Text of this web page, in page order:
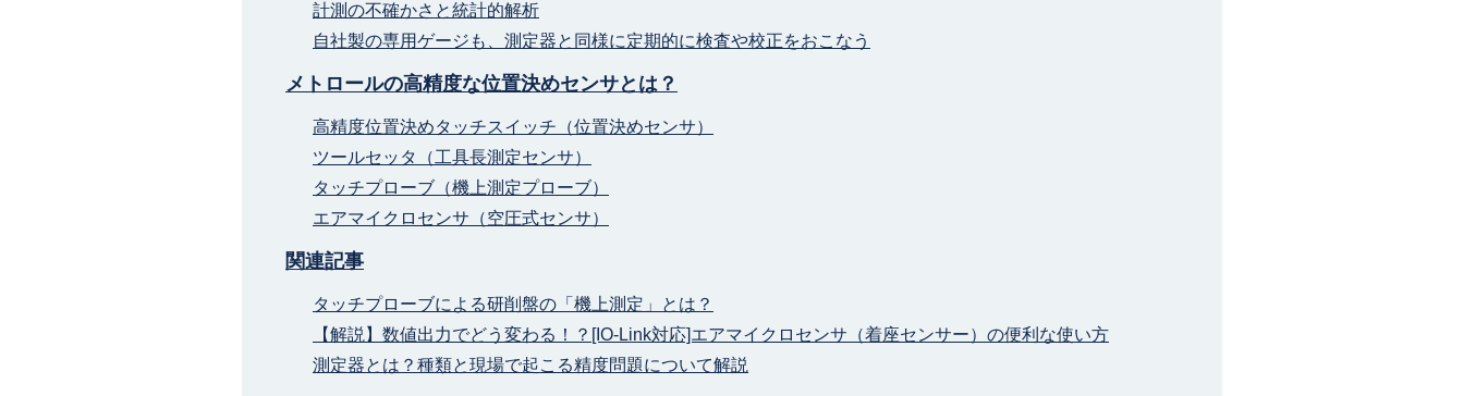
計測の不確かさと統計的解析
自社製の専用ゲージも、測定器と同様に定期的に検査や校正をおこなう
メトロールの高精度な位置決めセンサとは？
高精度位置決めタッチスイッチ（位置決めセンサ）
ツールセッタ（工具長測定センサ）
タッチプローブ（機上測定プローブ）
エアマイクロセンサ（空圧式センサ）
関連記事
タッチプローブによる研削盤の「機上測定」とは？
【解説】数値出力でどう変わる！？[IO-Link対応]エアマイクロセンサ（着座センサー）の便利な使い方
測定器とは？種類と現場で起こる精度問題について解説